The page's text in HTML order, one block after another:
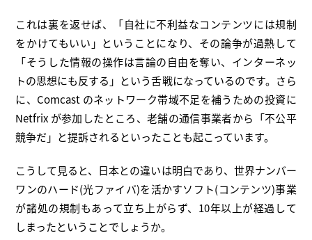
これは裏を返せば、「自社に不利益なコンテンツには規制
をかけてもいい」ということになり、その論争が過熱して
「そうした情報の操作は言論の自由を奪い、インターネッ
トの思想にも反する」という舌戦になっているのです。さら
に、Comcast のネットワーク帯域不足を補うための投資に
Netfrix が参加したところ、老舗の通信事業者から「不公平
競争だ」と提訴されるといったことも起こっています。
こうして見ると、日本との違いは明白であり、世界ナンバー
ワンのハード(光ファイバ)を活かすソフト(コンテンツ)事業
が諸処の規制もあって立ち上がらず、10年以上が経過して
しまったということでしょうか。